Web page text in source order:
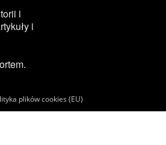
i
i
plików cookies (EU)